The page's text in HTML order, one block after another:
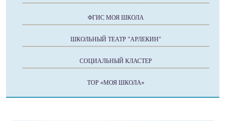
ФГИС МОЯ ШКОЛА
ШКОЛЬНЫЙ ТЕАТР "АРЛЕКИН"
СОЦИАЛЬНЫЙ КЛАСТЕР
ТОР «МОЯ ШКОЛА»